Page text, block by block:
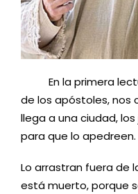
En la primera
de los apóstoles, nos
llega a una ciudad,
para que lo apedreen.
Lo arrastran fuera de
está muerto, porque